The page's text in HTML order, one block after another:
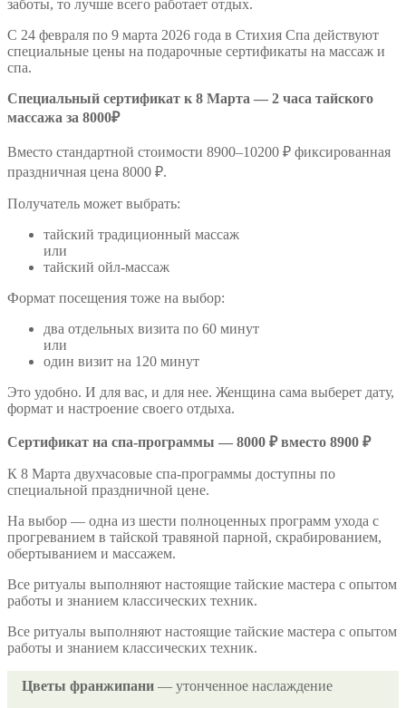
заботы, то лучше всего работает отдых.
С 24 февраля по 9 марта 2026 года в Стихия Спа действуют
специальные цены на подарочные сертификаты на массаж и
спа.
Специальный сертификат к 8 Марта — 2 часа тайского
массажа за 8000₽
Вместо стандартной стоимости 8900–10200 ₽ фиксированная
праздничная цена 8000 ₽.
Получатель может выбрать:
тайский традиционный массаж
или
тайский ойл-массаж
Формат посещения тоже на выбор:
два отдельных визита по 60 минут
или
один визит на 120 минут
Это удобно. И для вас, и для нее. Женщина сама выберет дату,
формат и настроение своего отдыха.
Сертификат на спа-программы — 8000 ₽ вместо 8900 ₽
К 8 Марта двухчасовые спа-программы доступны по
специальной праздничной цене.
На выбор — одна из шести полноценных программ ухода с
прогреванием в тайской травяной парной, скрабированием,
обертыванием и массажем.
Все ритуалы выполняют настоящие тайские мастера с опытом
работы и знанием классических техник.
Все ритуалы выполняют настоящие тайские мастера с опытом
работы и знанием классических техник.
Цветы франжипани — утонченное наслаждение